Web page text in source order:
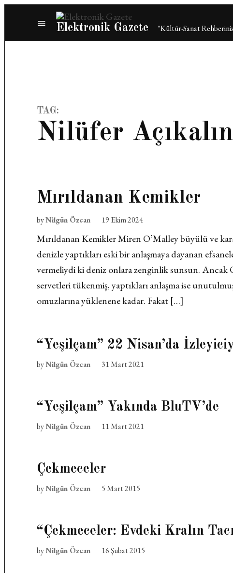
content
Elektronik Gazete "Kültür-Sanat
TAG:
Nilüfer Açıkalın
Mırıldanan Kemikler
byNilgün Özcan 19 Ekim 2024
Mırıldanan Kemikler Miren O’Malley büyülü ve
denizle yaptıkları eski bir anlaşmaya dayanan
vermeliydi ki deniz onlara zenginlik sunsun. Ancak
servetleri tükenmiş, yaptıkları anlaşma ise
omuzlarına yüklenene kadar. Fakat […]
“Yeşilçam” 22 Nisan’da
byNilgün Özcan 31 Mart 2021
“Yeşilçam” Yakında BluTV’de
byNilgün Özcan 11 Mart 2021
Çekmeceler
byNilgün Özcan 5 Mart 2015
“Çekmeceler: Evdeki Kralın
byNilgün Özcan 16 Şubat 2015